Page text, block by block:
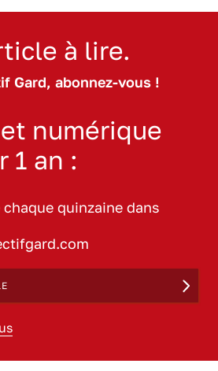
à lire.
Gard, abonnez-vous !
numérique
1 an :
quinzaine dans